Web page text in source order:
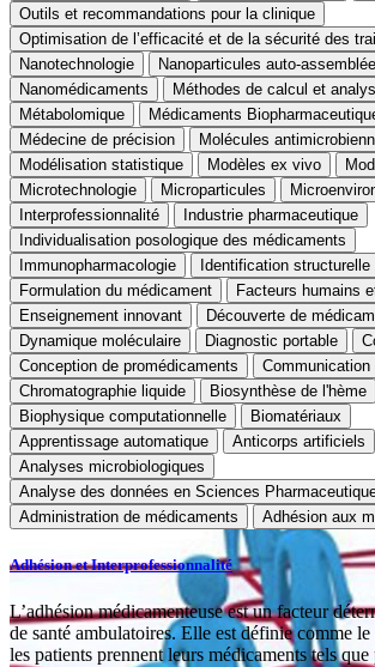
Outils et recommandations pour la clinique
Optimisation de l’efficacité et de la sécurité des
Nanotechnologie
Nanoparticules auto-
Nanomédicaments
Méthodes de calcul et
Métabolomique
Médicaments
Médecine de précision
Molécules
Modélisation statistique
Modèles ex vivo
Microtechnologie
Microparticules
Interprofessionnalité
Industrie pharmaceutique
Individualisation posologique des médicaments
Immunopharmacologie
Identification structurelle
Formulation du médicament
Facteurs humains
Enseignement innovant
Découverte de
Dynamique moléculaire
Diagnostic portable
Conception de promédicaments
Communication
Chromatographie liquide
Biosynthèse de l'hème
Biophysique computationnelle
Biomatériaux
Apprentissage automatique
Anticorps artificiels
Analyses microbiologiques
Analyse des données en Sciences
Administration de médicaments
Adhésion aux
Adhésion et Interprofessionnalité
L’adhésion médicamenteuse est un facteur
de santé ambulatoires. Elle est définie comme le
les patients prennent leurs médicaments tels que